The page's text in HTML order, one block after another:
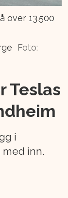
over 13.500
Foto:
Teslas
i
med inn.